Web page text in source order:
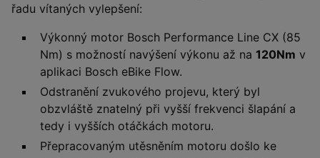
řadu vítaných vylepšení:
Výkonný motor Bosch Performance Line CX (85
Nm) s možností navýšení výkonu až na 120Nm v
aplikaci Bosch eBike Flow.
Odstranění zvukového projevu, který byl
obzvláště znatelný při vyšší frekvenci šlapání a
tedy i vyšších otáčkách motoru.
Přepracovaným utěsněním motoru došlo ke